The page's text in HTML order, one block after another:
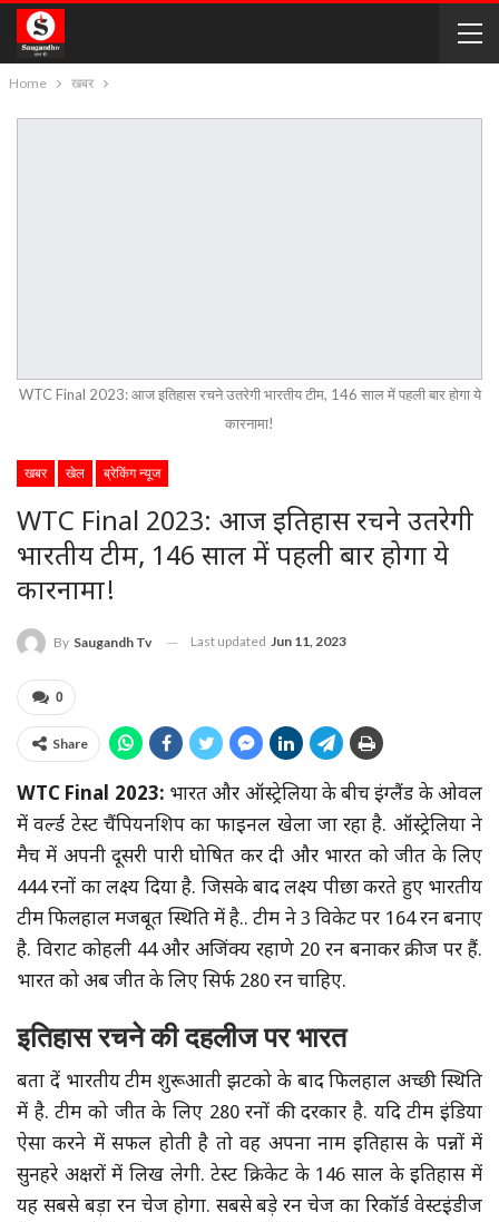
Home खबर
WTC Final 2023: आज इतिहास रचने उतरेगी भारतीय टीम, 146 साल में पहली बार होगा ये
कारनामा!
खबर खेल ब्रेकिंग न्यूज
WTC Final 2023: आज इतिहास रचने उतरेगी
भारतीय टीम, 146 साल में पहली बार होगा ये
कारनामा!
By Saugandh Tv Last updated Jun 11, 2023
0
Share
WTC Final 2023: भारत और ऑस्ट्रेलिया के बीच इंग्लैंड के ओवल
में वर्ल्ड टेस्ट चैंपियनशिप का फाइनल खेला जा रहा है. ऑस्ट्रेलिया ने
मैच में अपनी दूसरी पारी घोषित कर दी और भारत को जीत के लिए
444 रनों का लक्ष्य दिया है. जिसके बाद लक्ष्य पीछा करते हुए भारतीय
टीम फिलहाल मजबूत स्थिति में है.. टीम ने 3 विकेट पर 164 रन बनाए
है. विराट कोहली 44 और अजिंक्य रहाणे 20 रन बनाकर क्रीज पर हैं.
भारत को अब जीत के लिए सिर्फ 280 रन चाहिए.
इतिहास रचने की दहलीज पर भारत
बता दें भारतीय टीम शुरूआती झटको के बाद फिलहाल अच्छी स्थिति
में है. टीम को जीत के लिए 280 रनों की दरकार है. यदि टीम इंडिया
ऐसा करने में सफल होती है तो वह अपना नाम इतिहास के पन्नों में
सुनहरे अक्षरों में लिख लेगी. टेस्ट क्रिकेट के 146 साल के इतिहास में
यह सबसे बड़ा रन चेज होगा. सबसे बड़े रन चेज का रिकॉर्ड वेस्टइंडीज